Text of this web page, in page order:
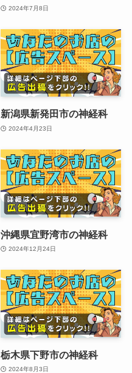
2024年7月8日
新潟県新発田市の神経科
2024年4月23日
沖縄県宜野湾市の神経科
2024年12月24日
栃木県下野市の神経科
2024年8月3日